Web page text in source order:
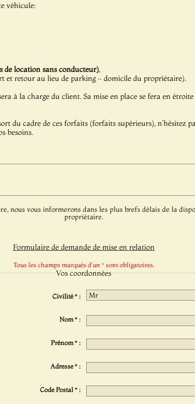
véhicule:
de location sans conducteur),
et retour au lieu de parking - domicile du propriétaire).
à la charge du client. Sa mise en place se fera en
du cadre de ces forfaits (forfaits supérieurs), n'hésitez
besoins.
nous vous informerons dans les plus brefs délais de la
propriétaire.
Formulaire de demande de mise en relation
Tous les champs marqués d'un * sont obligatoires.
Vos coordonnées
Civilité * :
Nom * :
Prénom * :
Adresse * :
Code Postal * :